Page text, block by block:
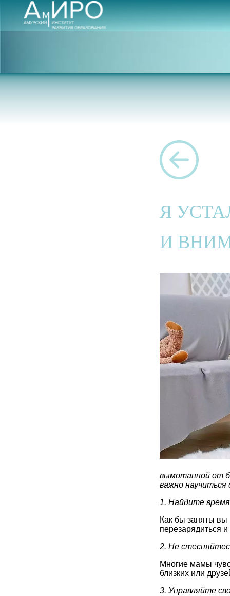
Я
И
вымотанной от
важно научиться
1. Найдите
Как бы заняты вы
перезарядиться
2. Не
Многие мамы
близких или
3. Управляйте